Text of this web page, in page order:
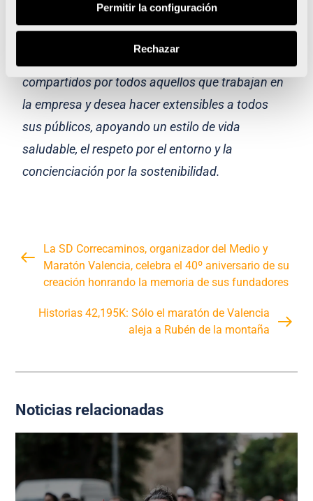
Permitir la configuración
Rechazar
distinguen a la empresa y a sus trabajadores,
compartidos por todos aquellos que trabajan en
la empresa y desea hacer extensibles a todos
sus públicos, apoyando un estilo de vida
saludable, el respeto por el entorno y la
concienciación por la sostenibilidad.
La SD Correcaminos, organizador del Medio y
Maratón Valencia, celebra el 40º aniversario de su
creación honrando la memoria de sus fundadores
Historias 42,195K: Sólo el maratón de Valencia
aleja a Rubén de la montaña
Noticias relacionadas